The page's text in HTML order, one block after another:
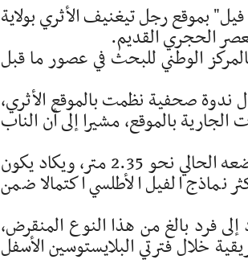
فيل" بموقع رجل تيغنيف الأثري بولاية
الحجري القديم.
الوطني للبحث في عصور ما قبل
ندوة صحفية نظمت بالموقع الأثري،
بالموقع، مشيرا إلى أن الناب
وأضاف بأن "الناب يتميز بحالة حفظ استثنائية، إذ يبلغ طوله في وضعه الحالي نحو 2.35 متر، ويكاد يكون
نماذج الفيل الأطلسي اكتمالا ضمن
فرد بالغ من هذا النوع المنقرض،
خلال فترتي البلايستوسين الأسفل